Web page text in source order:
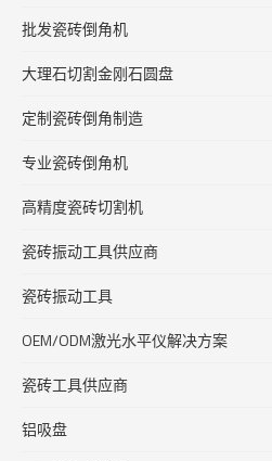
批发瓷砖倒角机
大理石切割金刚石圆盘
定制瓷砖倒角制造
专业瓷砖倒角机
高精度瓷砖切割机
瓷砖振动工具供应商
瓷砖振动工具
OEM/ODM激光水平仪解决方案
瓷砖工具供应商
铝吸盘